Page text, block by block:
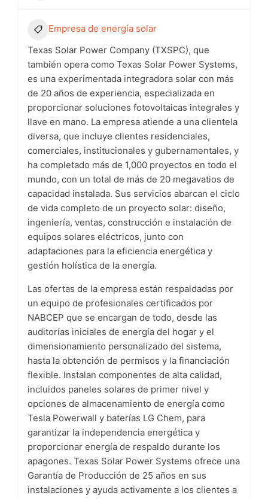
Empresa de energía solar
Texas Solar Power Company (TXSPC), que
también opera como Texas Solar Power Systems,
es una experimentada integradora solar con más
de 20 años de experiencia, especializada en
proporcionar soluciones fotovoltaicas integrales y
llave en mano. La empresa atiende a una clientela
diversa, que incluye clientes residenciales,
comerciales, institucionales y gubernamentales, y
ha completado más de 1,000 proyectos en todo el
mundo, con un total de más de 20 megavatios de
capacidad instalada. Sus servicios abarcan el ciclo
de vida completo de un proyecto solar: diseño,
ingeniería, ventas, construcción e instalación de
equipos solares eléctricos, junto con
adaptaciones para la eficiencia energética y
gestión holística de la energía.
Las ofertas de la empresa están respaldadas por
un equipo de profesionales certificados por
NABCEP que se encargan de todo, desde las
auditorías iniciales de energía del hogar y el
dimensionamiento personalizado del sistema,
hasta la obtención de permisos y la financiación
flexible. Instalan componentes de alta calidad,
incluidos paneles solares de primer nivel y
opciones de almacenamiento de energía como
Tesla Powerwall y baterías LG Chem, para
garantizar la independencia energética y
proporcionar energía de respaldo durante los
apagones. Texas Solar Power Systems ofrece una
Garantía de Producción de 25 años en sus
instalaciones y ayuda activamente a los clientes a